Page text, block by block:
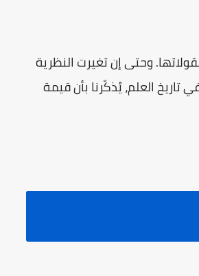
وحتى إن تغيرت النظرية
العلم، يُذكّرنا بأن قيمة